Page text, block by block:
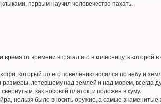
первым научил человечество пахать.
время от времени впрягал его в колесницу, в
который по его повелению носился по небу и
летевшему над землей и над морем, всегда
как носовой платок, и положен в суму.
нельзя было вносить оружие, а самые